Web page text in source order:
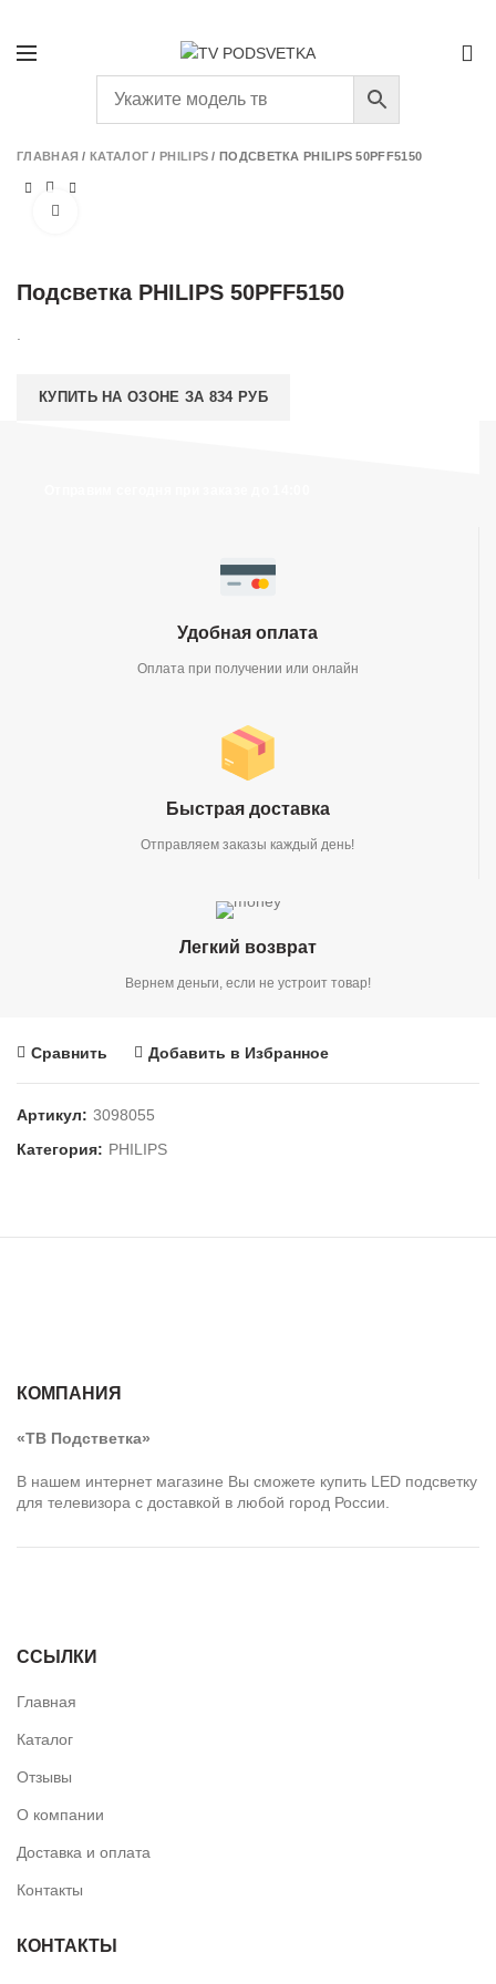
ГЛАВНАЯ /КАТАЛОГ /PHILIPS /ПОДСВЕТКА PHILIPS 50PFF5150
Подсветка PHILIPS 50PFF5150
КУПИТЬ НА ОЗОНЕ ЗА 834 РУБ
Удобная оплата
Оплата при получении или онлайн
Быстрая доставка
Отправляем заказы каждый день!
Легкий возврат
Вернем деньги, если не устроит товар!
Сравнить Добавить в Избранное
Артикул: 3098055
Категория: PHILIPS
КОМПАНИЯ
«ТВ Подстветка»
В нашем интернет магазине Вы сможете купить LED подсветку
для телевизора с доставкой в любой город России.
ССЫЛКИ
Главная
Каталог
Отзывы
О компании
Доставка и оплата
Контакты
КОНТАКТЫ